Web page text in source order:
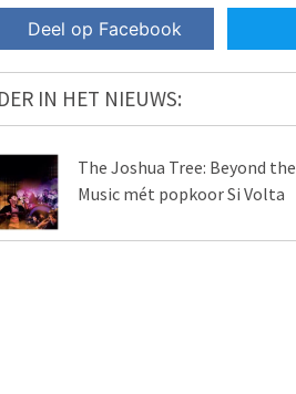
Deel op Facebook
IN HET NIEUWS:
The Joshua Tree: Beyond the
Music mét popkoor Si Volta